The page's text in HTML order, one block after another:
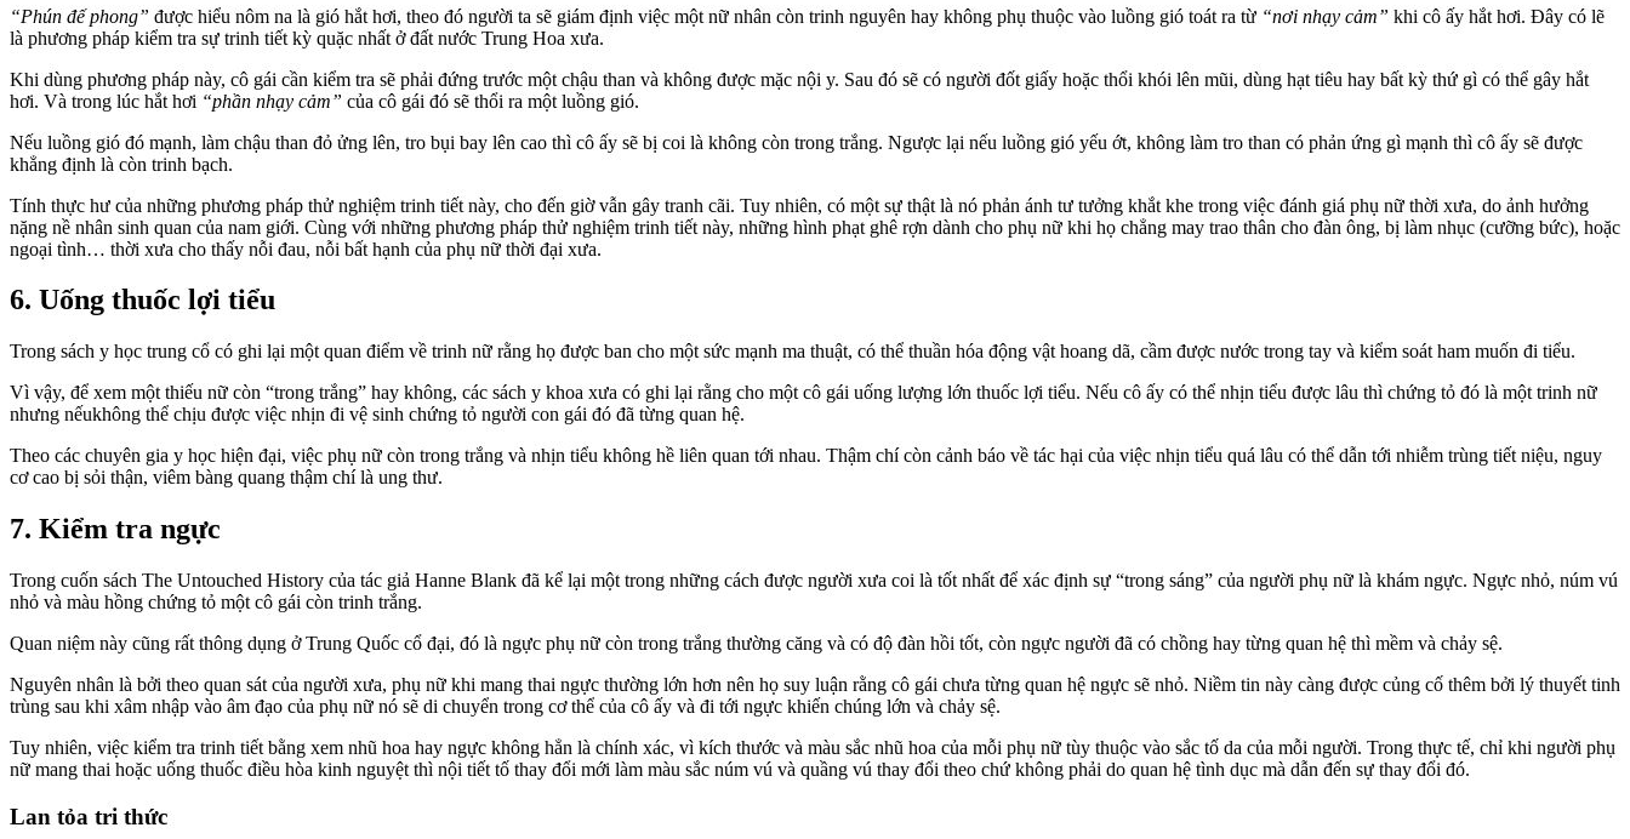
“Phún đế phong” được hiểu nôm na là gió hắt hơi, theo đó người ta sẽ giám định việc một nữ nhân còn trinh nguyên hay không phụ thuộc vào luồng gió toát ra từ “nơi nhạy cảm” khi cô ấy hắt hơi. Đây có lẽ
là phương pháp kiểm tra sự trinh tiết kỳ quặc nhất ở đất nước Trung Hoa xưa.
Khi dùng phương pháp này, cô gái cần kiểm tra sẽ phải đứng trước một chậu than và không được mặc nội y. Sau đó sẽ có người đốt giấy hoặc thổi khói lên mũi, dùng hạt tiêu hay bất kỳ thứ gì có thể gây hắt
hơi. Và trong lúc hắt hơi “phần nhạy cảm” của cô gái đó sẽ thổi ra một luồng gió.
Nếu luồng gió đó mạnh, làm chậu than đỏ ửng lên, tro bụi bay lên cao thì cô ấy sẽ bị coi là không còn trong trắng. Ngược lại nếu luồng gió yếu ớt, không làm tro than có phản ứng gì mạnh thì cô ấy sẽ được
khẳng định là còn trinh bạch.
Tính thực hư của những phương pháp thử nghiệm trinh tiết này, cho đến giờ vẫn gây tranh cãi. Tuy nhiên, có một sự thật là nó phản ánh tư tưởng khắt khe trong việc đánh giá phụ nữ thời xưa, do ảnh hưởng
nặng nề nhân sinh quan của nam giới. Cùng với những phương pháp thử nghiệm trinh tiết này, những hình phạt ghê rợn dành cho phụ nữ khi họ chẳng may trao thân cho đàn ông, bị làm nhục (cưỡng bức), hoặc
ngoại tình… thời xưa cho thấy nỗi đau, nỗi bất hạnh của phụ nữ thời đại xưa.
6. Uống thuốc lợi tiểu
Trong sách y học trung cổ có ghi lại một quan điểm về trinh nữ rằng họ được ban cho một sức mạnh ma thuật, có thể thuần hóa động vật hoang dã, cầm được nước trong tay và kiểm soát ham muốn đi tiểu.
Vì vậy, để xem một thiếu nữ còn “trong trắng” hay không, các sách y khoa xưa có ghi lại rằng cho một cô gái uống lượng lớn thuốc lợi tiểu. Nếu cô ấy có thể nhịn tiểu được lâu thì chứng tỏ đó là một trinh nữ
nhưng nếukhông thể chịu được việc nhịn đi vệ sinh chứng tỏ người con gái đó đã từng quan hệ.
Theo các chuyên gia y học hiện đại, việc phụ nữ còn trong trắng và nhịn tiểu không hề liên quan tới nhau. Thậm chí còn cảnh báo về tác hại của việc nhịn tiểu quá lâu có thể dẫn tới nhiễm trùng tiết niệu, nguy
cơ cao bị sỏi thận, viêm bàng quang thậm chí là ung thư.
7. Kiểm tra ngực
Trong cuốn sách The Untouched History của tác giả Hanne Blank đã kể lại một trong những cách được người xưa coi là tốt nhất để xác định sự “trong sáng” của người phụ nữ là khám ngực. Ngực nhỏ, núm vú
nhỏ và màu hồng chứng tỏ một cô gái còn trinh trắng.
Quan niệm này cũng rất thông dụng ở Trung Quốc cổ đại, đó là ngực phụ nữ còn trong trắng thường căng và có độ đàn hồi tốt, còn ngực người đã có chồng hay từng quan hệ thì mềm và chảy sệ.
Nguyên nhân là bởi theo quan sát của người xưa, phụ nữ khi mang thai ngực thường lớn hơn nên họ suy luận rằng cô gái chưa từng quan hệ ngực sẽ nhỏ. Niềm tin này càng được củng cố thêm bởi lý thuyết tinh
trùng sau khi xâm nhập vào âm đạo của phụ nữ nó sẽ di chuyển trong cơ thể của cô ấy và đi tới ngực khiến chúng lớn và chảy sệ.
Tuy nhiên, việc kiểm tra trinh tiết bằng xem nhũ hoa hay ngực không hẳn là chính xác, vì kích thước và màu sắc nhũ hoa của mỗi phụ nữ tùy thuộc vào sắc tố da của mỗi người. Trong thực tế, chỉ khi người phụ
nữ mang thai hoặc uống thuốc điều hòa kinh nguyệt thì nội tiết tố thay đổi mới làm màu sắc núm vú và quầng vú thay đổi theo chứ không phải do quan hệ tình dục mà dẫn đến sự thay đổi đó.
Lan tỏa tri thức